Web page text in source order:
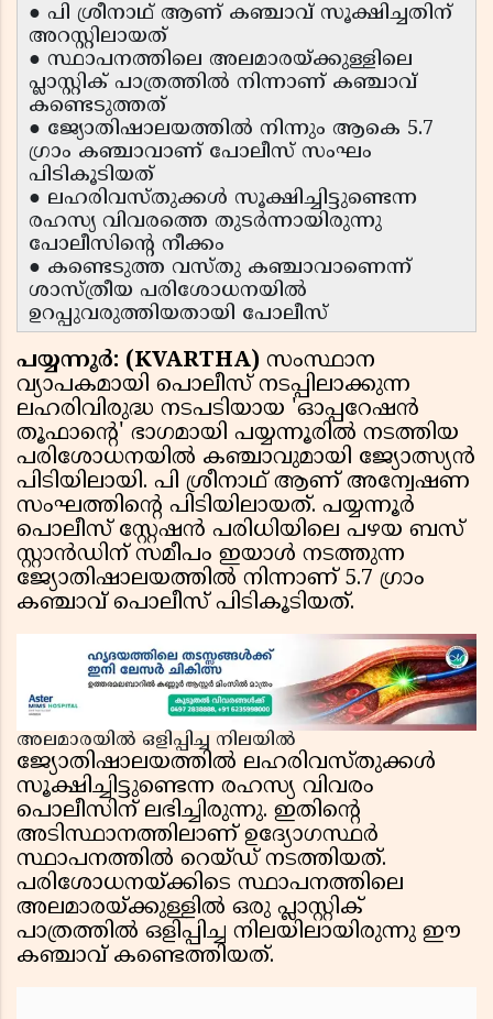
● പി ശ്രീനാഥ് ആണ് കഞ്ചാവ് സൂക്ഷിച്ചതിന്
അറസ്റ്റിലായത്
● സ്ഥാപനത്തിലെ അലമാരയ്ക്കുള്ളിലെ
പ്ലാസ്റ്റിക് പാത്രത്തിൽ നിന്നാണ് കഞ്ചാവ്
കണ്ടെടുത്തത്
● ജ്യോതിഷാലയത്തിൽ നിന്നും ആകെ 5.7
ഗ്രാം കഞ്ചാവാണ് പോലീസ് സംഘം
പിടികൂടിയത്
● ലഹരിവസ്തുക്കൾ സൂക്ഷിച്ചിട്ടുണ്ടെന്ന
രഹസ്യ വിവരത്തെ തുടർന്നായിരുന്നു
പോലീസിന്റെ നീക്കം
● കണ്ടെടുത്ത വസ്തു കഞ്ചാവാണെന്ന്
ശാസ്ത്രീയ പരിശോധനയിൽ
ഉറപ്പുവരുത്തിയതായി പോലീസ്
പയ്യന്നൂർ: (KVARTHA) സംസ്ഥാന
വ്യാപകമായി പൊലീസ് നടപ്പിലാക്കുന്ന
ലഹരിവിരുദ്ധ നടപടിയായ 'ഓപ്പറേഷൻ
തൂഫാന്റെ' ഭാഗമായി പയ്യന്നൂരിൽ നടത്തിയ
പരിശോധനയിൽ കഞ്ചാവുമായി ജ്യോത്സ്യൻ
പിടിയിലായി. പി ശ്രീനാഥ് ആണ് അന്വേഷണ
സംഘത്തിന്റെ പിടിയിലായത്. പയ്യന്നൂർ
പൊലീസ് സ്റ്റേഷന്‍ പരിധിയിലെ പഴയ ബസ്
സ്റ്റാൻഡിന് സമീപം ഇയാൾ നടത്തുന്ന
ജ്യോതിഷാലയത്തിൽ നിന്നാണ് 5.7 ഗ്രാം
കഞ്ചാവ് പൊലീസ് പിടികൂടിയത്.
അലമാരയിൽ ഒളിപ്പിച്ച നിലയിൽ
ജ്യോതിഷാലയത്തിൽ ലഹരിവസ്തുക്കൾ
സൂക്ഷിച്ചിട്ടുണ്ടെന്ന രഹസ്യ വിവരം
പൊലീസിന് ലഭിച്ചിരുന്നു. ഇതിന്റെ
അടിസ്ഥാനത്തിലാണ് ഉദ്യോഗസ്ഥർ
സ്ഥാപനത്തിൽ റെയ്ഡ് നടത്തിയത്.
പരിശോധനയ്ക്കിടെ സ്ഥാപനത്തിലെ
അലമാരയ്ക്കുള്ളിൽ ഒരു പ്ലാസ്റ്റിക്
പാത്രത്തിൽ ഒളിപ്പിച്ച നിലയിലായിരുന്നു ഈ
കഞ്ചാവ് കണ്ടെത്തിയത്.